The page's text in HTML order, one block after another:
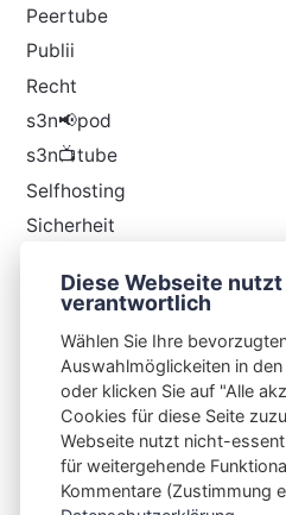
Peertube
Publii
Recht
s3n📢pod
s3n📺tube
Selfhosting
Sicherheit
Thunderbird
Integrating Open-Source
Diese Webseite
verantwortlich
Wählen Sie Ihre
Auswahlmöglickeiten in
oder klicken Sie auf "Alle
Cookies für diese Seite
Webseite nutzt nicht-
für weitergehende
Kommentare (Zustimmung